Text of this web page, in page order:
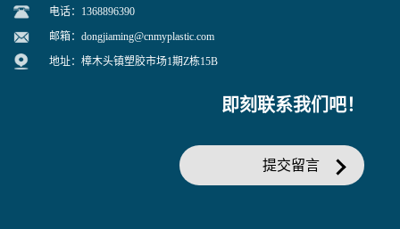
电话：1368896390
邮箱： dongjiaming@cnmyplastic.com
地址：樟木头镇塑胶市场1期Z栋15B
即刻联系我们吧！
提交留言